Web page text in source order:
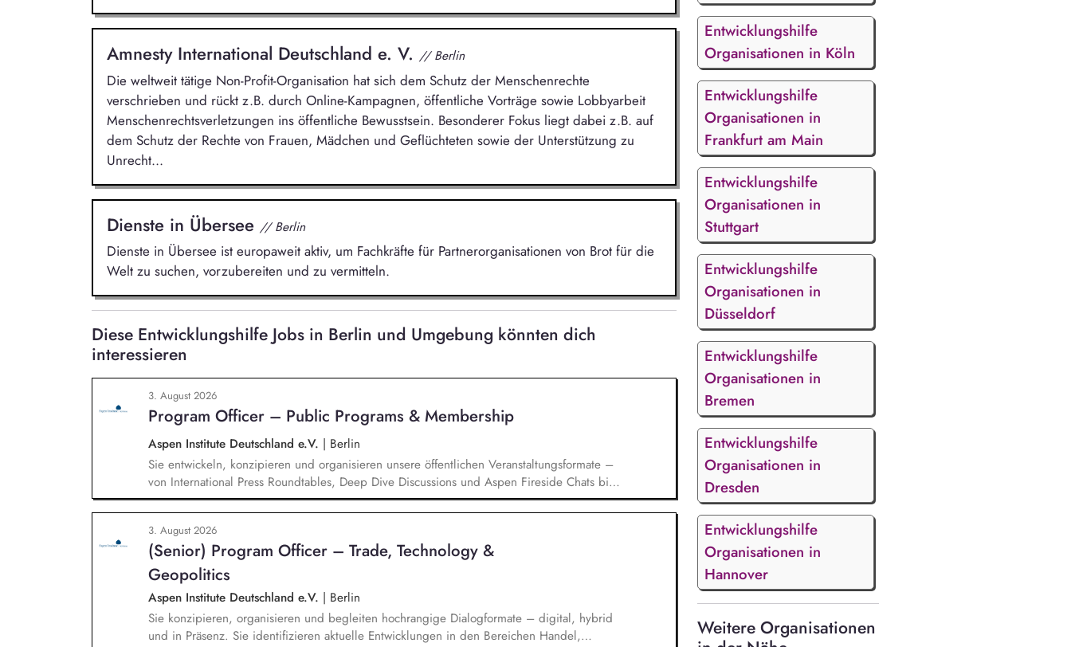
Amnesty International Deutschland e. V. // Berlin
Die weltweit tätige Non-Profit-Organisation hat sich dem Schutz der Menschenrechte
verschrieben und rückt z.B. durch Online-Kampagnen, öffentliche Vorträge sowie Lobbyarbeit
Menschenrechtsverletzungen ins öffentliche Bewusstsein. Besonderer Fokus liegt dabei z.B. auf
dem Schutz der Rechte von Frauen, Mädchen und Geflüchteten sowie der Unterstützung zu
Unrecht...
Dienste in Übersee // Berlin
Dienste in Übersee ist europaweit aktiv, um Fachkräfte für Partnerorganisationen von Brot für die
Welt zu suchen, vorzubereiten und zu vermitteln.
Diese Entwicklungshilfe Jobs in Berlin und Umgebung könnten dich
interessieren
3. August 2026
Program Officer – Public Programs & Membership
Aspen Institute Deutschland e.V. | Berlin
Sie entwickeln, konzipieren und organisieren unsere öffentlichen Veranstaltungsformate –
von International Press Roundtables, Deep Dive Discussions und Aspen Fireside Chats bis
hin zu besonderen Formaten wie der Aspen Summer Party, der Aspen Gala und neuen
Veranstaltungsformaten. Sie identifizieren aktuelle politische Themen und gewinnen
hochrangige Referentinnen sowie Diskussionspartnerinnen aus Politik, Wirtschaft,
Wissenschaft, Medien und Zivilgesellschaft.
3. August 2026
(Senior) Program Officer – Trade, Technology &
Geopolitics
Aspen Institute Deutschland e.V. | Berlin
Sie konzipieren, organisieren und begleiten hochrangige Dialogformate – digital, hybrid
und in Präsenz. Sie identifizieren aktuelle Entwicklungen in den Bereichen Handel,
Entwicklungshilfe
Organisationen in Köln
Entwicklungshilfe
Organisationen in
Frankfurt am Main
Entwicklungshilfe
Organisationen in
Stuttgart
Entwicklungshilfe
Organisationen in
Düsseldorf
Entwicklungshilfe
Organisationen in
Bremen
Entwicklungshilfe
Organisationen in
Dresden
Entwicklungshilfe
Organisationen in
Hannover
Weitere Organisationen